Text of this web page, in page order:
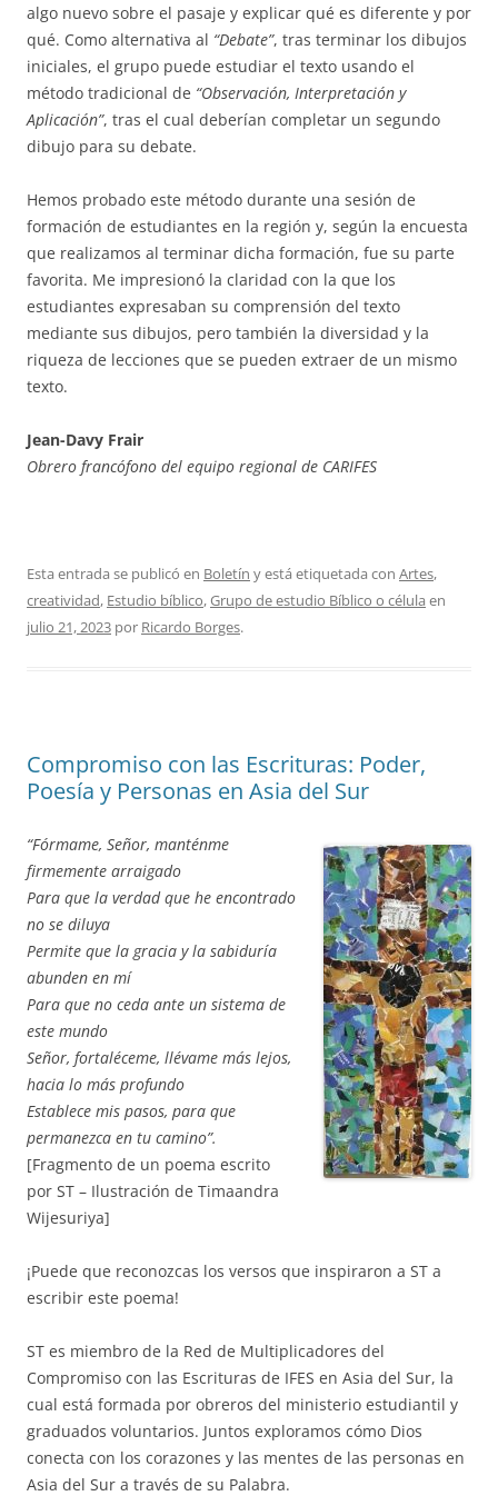
algo nuevo sobre el pasaje y explicar qué es diferente y por
qué. Como alternativa al “Debate”, tras terminar los dibujos
iniciales, el grupo puede estudiar el texto usando el
método tradicional de “Observación, Interpretación y
Aplicación”, tras el cual deberían completar un segundo
dibujo para su debate.
Hemos probado este método durante una sesión de
formación de estudiantes en la región y, según la encuesta
que realizamos al terminar dicha formación, fue su parte
favorita. Me impresionó la claridad con la que los
estudiantes expresaban su comprensión del texto
mediante sus dibujos, pero también la diversidad y la
riqueza de lecciones que se pueden extraer de un mismo
texto.
Jean-Davy Frair
Obrero francófono del equipo regional de CARIFES
Esta entrada se publicó en Boletín y está etiquetada con Artes,
creatividad, Estudio bíblico,Grupo de estudio Bíblico o célula en
julio 21, 2023 por Ricardo Borges.
Compromiso con las Escrituras: Poder,
Poesía y Personas en Asia del Sur
“Fórmame, Señor, manténme
firmemente arraigado
Para que la verdad que he encontrado
no se diluya
Permite que la gracia y la sabiduría
abunden en mí
Para que no ceda ante un sistema de
este mundo
Señor, fortaléceme, llévame más lejos,
hacia lo más profundo
Establece mis pasos, para que
permanezca en tu camino”.
[Fragmento de un poema escrito
por ST – Ilustración de Timaandra
Wijesuriya]
¡Puede que reconozcas los versos que inspiraron a ST a
escribir este poema!
ST es miembro de la Red de Multiplicadores del
Compromiso con las Escrituras de IFES en Asia del Sur, la
cual está formada por obreros del ministerio estudiantil y
graduados voluntarios. Juntos exploramos cómo Dios
conecta con los corazones y las mentes de las personas en
Asia del Sur a través de su Palabra.